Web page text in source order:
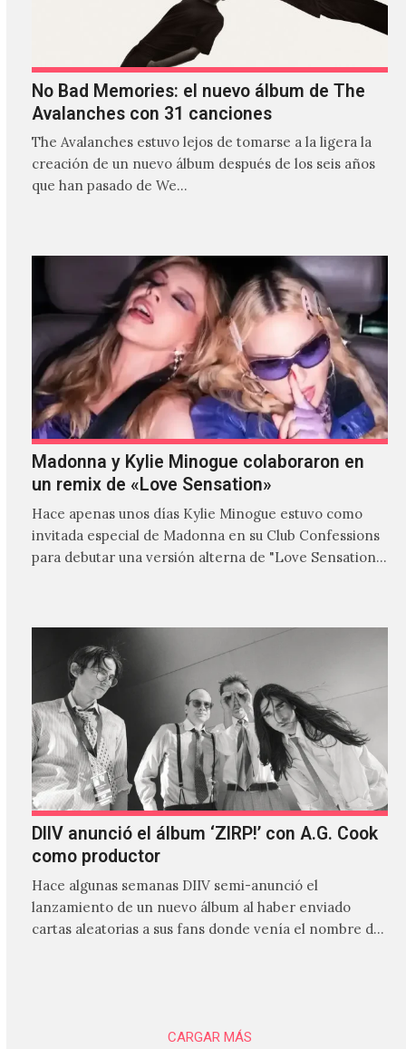
No Bad Memories: el nuevo álbum de The
Avalanches con 31 canciones
The Avalanches estuvo lejos de tomarse a la ligera la
creación de un nuevo álbum después de los seis años
que han pasado de We…
Madonna y Kylie Minogue colaboraron en
un remix de «Love Sensation»
Hace apenas unos días Kylie Minogue estuvo como
invitada especial de Madonna en su Club Confessions
para debutar una versión alterna de "Love Sensation",
DIIV anunció el álbum ‘ZIRP!’ con A.G. Cook
como productor
Hace algunas semanas DIIV semi-anunció el
lanzamiento de un nuevo álbum al haber enviado
cartas aleatorias a sus fans donde venía el nombre de
CARGAR MÁS